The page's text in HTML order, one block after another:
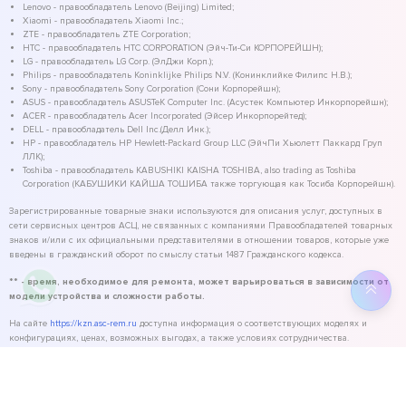
Lenovo - правообладатель Lenovo (Beijing) Limited;
Xiaomi - правообладатель Xiaomi Inc.;
ZTE - правообладатель ZTE Corporation;
HTC - правообладатель HTC CORPORATION (Эйч-Ти-Си КОРПОРЕЙШН);
LG - правообладатель LG Corp. (ЭлДжи Корп.);
Philips - правообладатель Koninklijke Philips N.V. (Конинклийке Филипс Н.В.);
Sony - правообладатель Sony Corporation (Сони Корпорейшн);
ASUS - правообладатель ASUSTeK Computer Inc. (Асустек Компьютер Инкорпорейшн);
ACER - правообладатель Acer Incorporated (Эйсер Инкорпорейтед);
DELL - правообладатель Dell Inc.(Делл Инк.);
HP - правообладатель HP Hewlett-Packard Group LLC (ЭйчПи Хьюлетт Паккард Груп
ЛЛК);
Toshiba - правообладатель KABUSHIKI KAISHA TOSHIBA, also trading as Toshiba
Corporation (КАБУШИКИ КАЙША ТОШИБА также торгующая как Тосиба Корпорейшн).
Зарегистрированные товарные знаки используются для описания услуг, доступных в
сети сервисных центров АСЦ, не связанных с компаниями Правообладателей товарных
знаков и/или с их официальными представителями в отношении товаров, которые уже
введены в гражданский оборот по смыслу статьи 1487 Гражданского кодекса.
** - время, необходимое для ремонта, может варьироваться в зависимости от
модели устройства и сложности работы.
На сайте https://kzn.asc-rem.ru доступна информация о соответствующих моделях и
конфигурациях, ценах, возможных выгодах, а также условиях сотрудничества.